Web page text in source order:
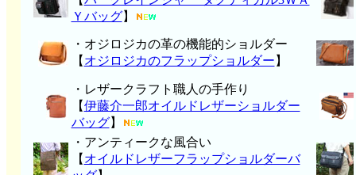
Ｙバッグ】
・オジロジカの革の機能的ショルダー
【 オジロジカのフラップショルダー 】
・レザークラフト職人の手作り
【伊藤介一郎オイルドレザーショルダー
バッグ】
・アンティークな風合い
【 オイルドレザーフラップショルダーバ